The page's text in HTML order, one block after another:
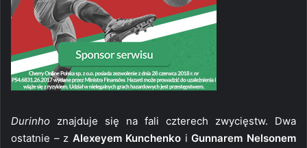
Durinho znajduje się na fali czterech zwycięstw. Dwa
ostatnie – z Alexeyem Kunchenko iGunnarem Nelsonem